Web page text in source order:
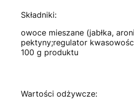
Składniki:
owoce mieszane (jabłka,
pektyny;regulator
100 g produktu
Wartości odżywcze: